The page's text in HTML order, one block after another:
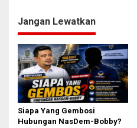
g
a
s
i
p
o
s
Jangan Lewatkan
Siapa Yang Gembosi
Hubungan NasDem-Bobby?